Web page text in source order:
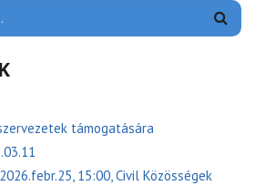
támogatására
15:00, Civil Közösségek